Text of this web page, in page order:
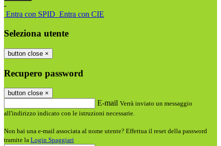
-
Entra con SPID Entra con CIE
Seleziona utente
button close ×
Recupero password
button close ×
E-mail Verrà inviato un messaggio
all'indirizzo indicato con le istruzioni necessarie.
Non hai una e-mail associata al nome utente? Effettua il reset della password
tramite la Login Spaggiari